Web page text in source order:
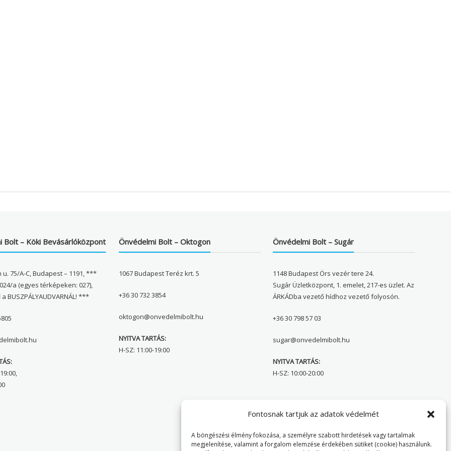
Fontosnak tartjuk az adatok védelmét
A böngészési élmény fokozása, a személyre szabott hirdetések vagy tartalmak
megjelenítése, valamint a forgalom elemzése érdekében sütiket (cookie) használunk.
Bolt – Köki Bevásárlóközpont
u. 75/A-C, Budapest – 1191, ***
024/a (egyes térképeken: 027),
BUSZPÁLYAUDVARNÁL! ***
Önvédelmi Bolt – Oktogon
1067 Budapest Teréz krt. 5
+36 30 732 3854
oktogon@onvedelmibolt.hu
NYITVA TARTÁS:
H-SZ: 11:00-19:00
Önvédelmi Bolt – Sugár
1148 Budapest Örs vezér tere 24.
Sugár Üzletközpont, 1. emelet, 217-es üzlet. Az
ÁRKÁDba vezető hídhoz vezető folyosón.
+36 30 798 57 03
sugar@onvedelmibolt.hu
NYITVA TARTÁS:
H-SZ: 10:00-20:00
Önvédelmi Bolt – Főoldal